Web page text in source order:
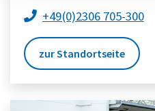
+49(0)2306 705-300
zur Standortseite